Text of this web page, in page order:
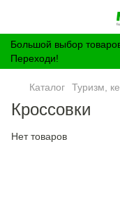
Большой выбор
Переходи!
Каталог Туризм,
Кроссовки
Нет товаров